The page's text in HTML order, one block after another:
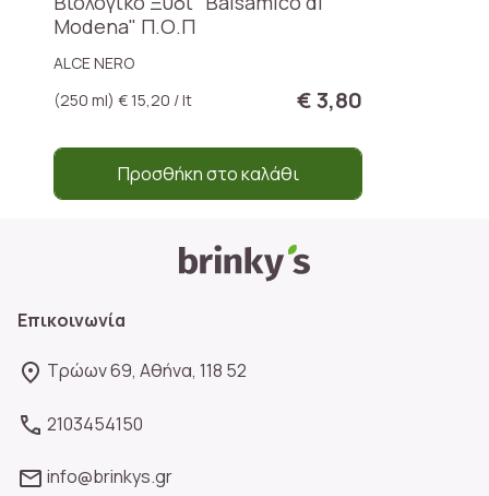
Modena" Π.Ο.Π
ALCE NERO
(250 ml) € 15,20 / lt
€ 3,80
Προσθήκη στο καλάθι
Επικοινωνία
Τρώων 69, Αθήνα, 118 52
2103454150
info@brinkys.gr